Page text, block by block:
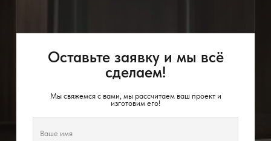
Оставьте заявку и мы всё
сделаем!
Мы свяжемся с вами, мы рассчитаем ваш проект и
изготовим его!